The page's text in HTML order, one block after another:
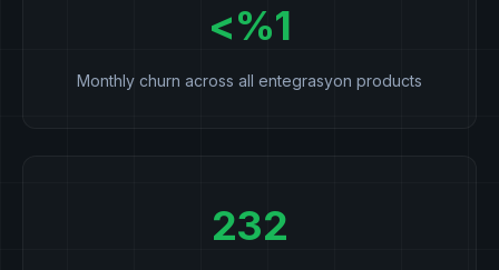
<%1
Monthly churn across all entegrasyon products
232